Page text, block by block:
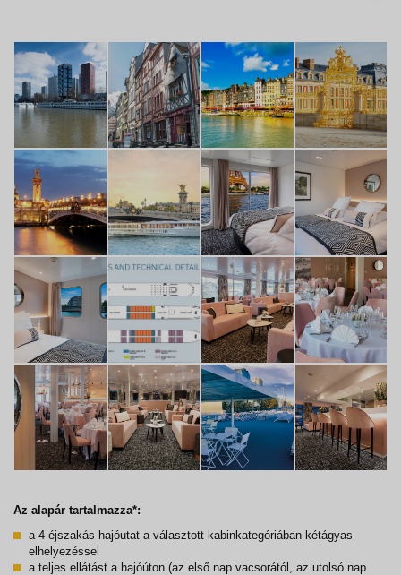
Az alapár tartalmazza*:
a 4 éjszakás hajóutat a választott kabinkategóriában kétágyas
elhelyezéssel
a teljes ellátást a hajóúton (az első nap vacsorától, az utolsó nap